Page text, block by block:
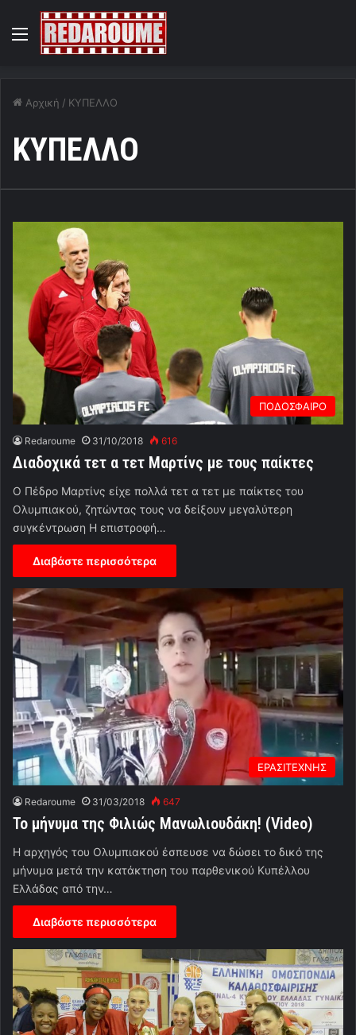
Menu
Αρχική / ΚΥΠΕΛΛΟ
ΚΥΠΕΛΛΟ
ΠΟΔΟΣΦΑΙΡΟ
Redaroume 31/10/2018 616
Διαδοχικά τετ α τετ Μαρτίνς με τους παίκτες
Ο Πέδρο Μαρτίνς είχε πολλά τετ α τετ με παίκτες του
Ολυμπιακού, ζητώντας τους να δείξουν μεγαλύτερη
συγκέντρωση Η επιστροφή…
Διαβάστε περισσότερα
ΕΡΑΣΙΤΕΧΝΗΣ
Redaroume 31/03/2018 647
Το μήνυμα της Φιλιώς Μανωλιουδάκη! (Video)
Η αρχηγός του Ολυμπιακού έσπευσε να δώσει το δικό της
μήνυμα μετά την κατάκτηση του παρθενικού Κυπέλλου
Ελλάδας από την…
Διαβάστε περισσότερα